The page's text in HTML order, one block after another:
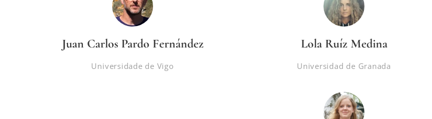
Juan Carlos Pardo Fernández
Universidade de Vigo
Lola Ruíz Medina
Universidad de Granada